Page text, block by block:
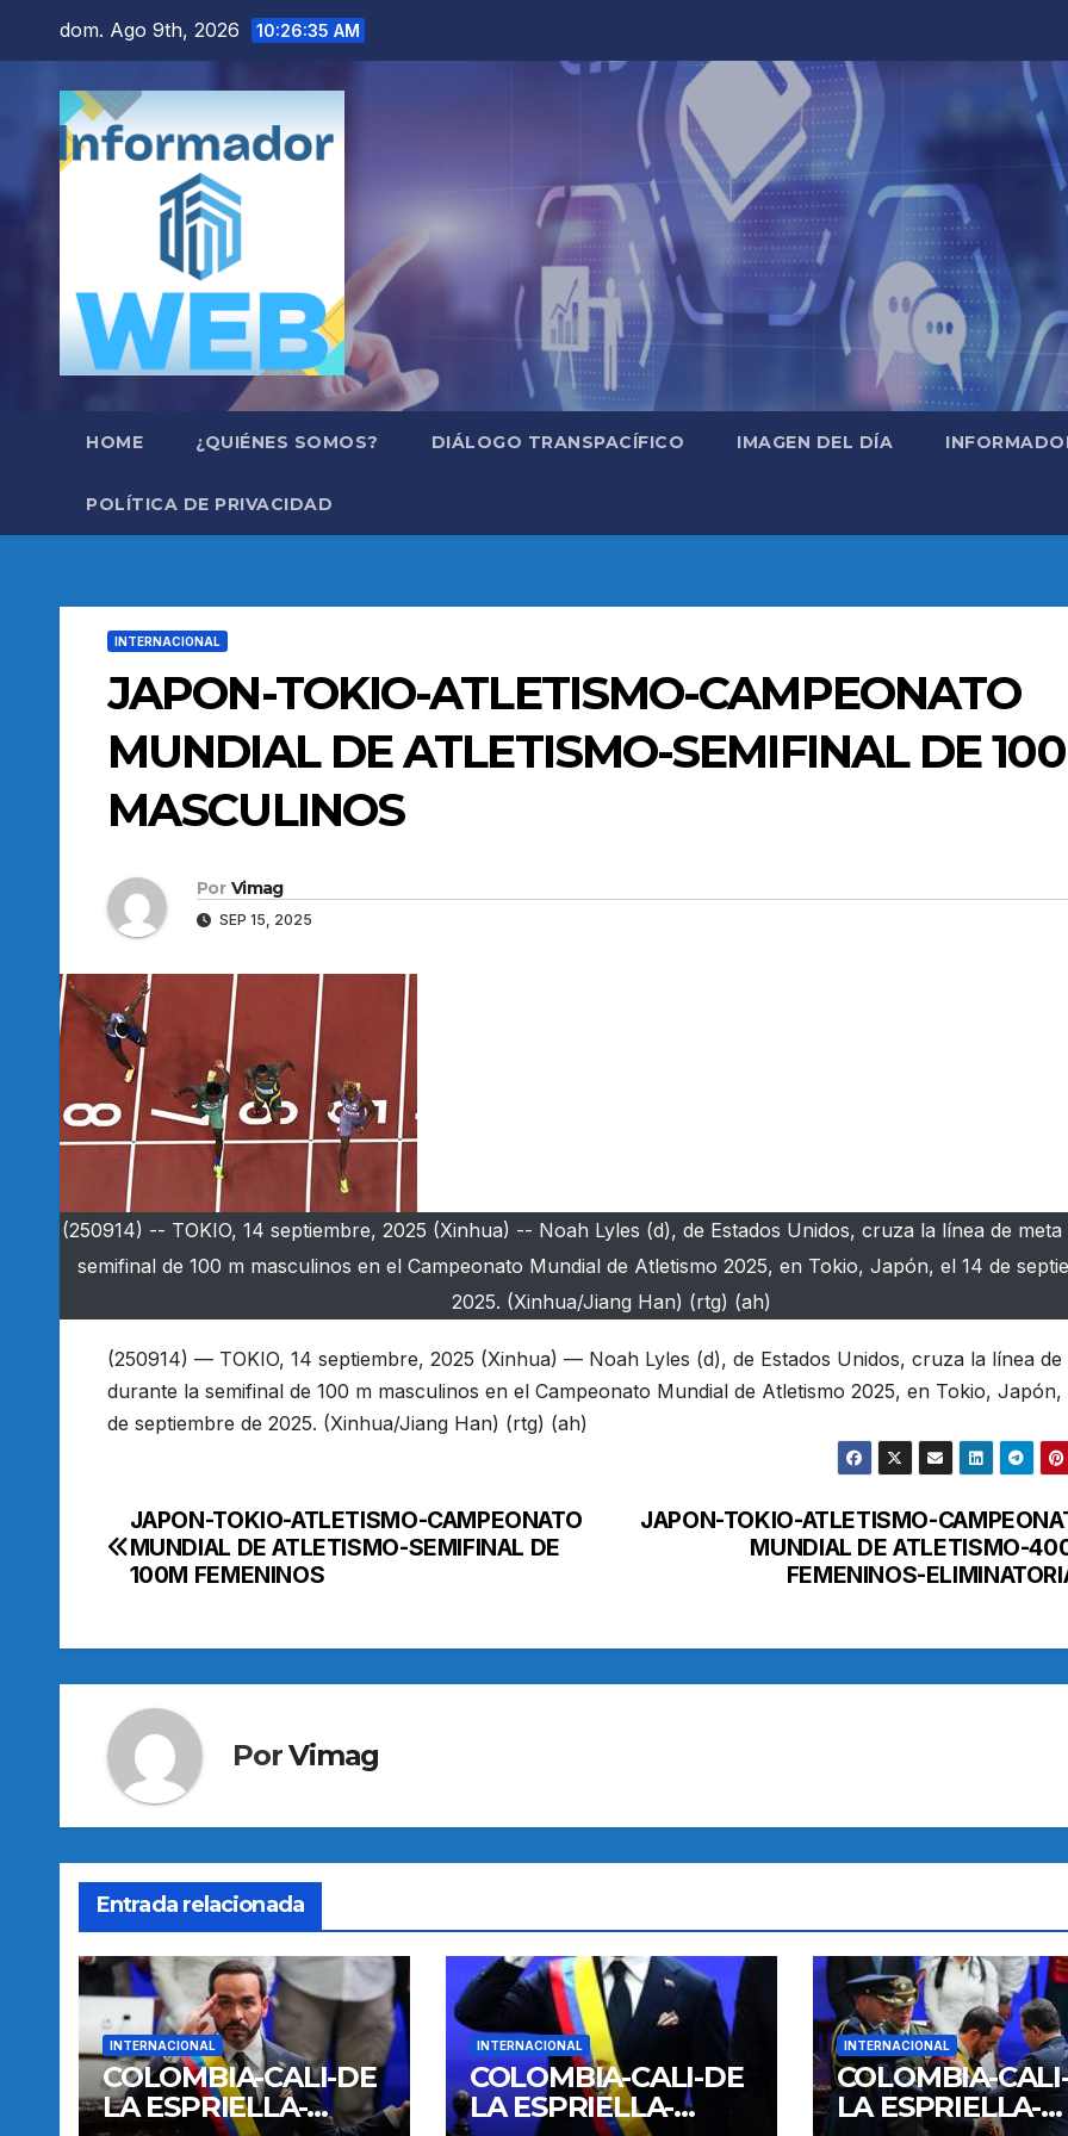
contenido
dom. Ago 9th, 2026 10:26:35 AM
HOME ¿QUIÉNES SOMOS? DIÁLOGO TRANSPACÍFICO IMAGEN DEL DÍA
POLÍTICA DE PRIVACIDAD
INTERNACIONAL
JAPON-TOKIO-ATLETISMO-CAMPEONATO
MUNDIAL DE ATLETISMO-SEMIFINAL DE
MASCULINOS
Por Vimag
SEP 15, 2025
(250914) -- TOKIO, 14 septiembre, 2025 (Xinhua) -- Noah Lyles (d), de Estados Unidos, cruza la línea de
semifinal de 100 m masculinos en el Campeonato Mundial de Atletismo 2025, en Tokio, Japón, el 14 de
2025. (Xinhua/Jiang Han) (rtg) (ah)
(250914) — TOKIO, 14 septiembre, 2025 (Xinhua) — Noah Lyles (d), de Estados Unidos, cruza la línea de
durante la semifinal de 100 m masculinos en el Campeonato Mundial de Atletismo 2025, en Tokio, Japón,
de septiembre de 2025. (Xinhua/Jiang Han) (rtg) (ah)
Navegación
de
JAPON-TOKIO-ATLETISMO-
MUNDIAL DE ATLETISMO-
FEMENINOS-
JAPON-TOKIO-ATLETISMO-CAMPEONATO
MUNDIAL DE ATLETISMO-SEMIFINAL DE
100M FEMENINOS
PorVimag
Entrada relacionada
INTERNACIONAL
COLOMBIA-CALI-DE
LA ESPRIELLA-
INTERNACIONAL
COLOMBIA-CALI-DE
LA ESPRIELLA-
INTERNACIONAL
COLOMBIA-
LA ESPRIELLA-